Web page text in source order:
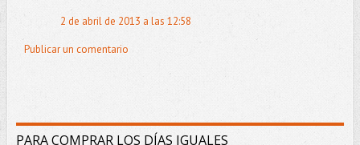
2 de abril de 2013 a las 12:58
Publicar un comentario
PARA COMPRAR LOS DÍAS IGUALES